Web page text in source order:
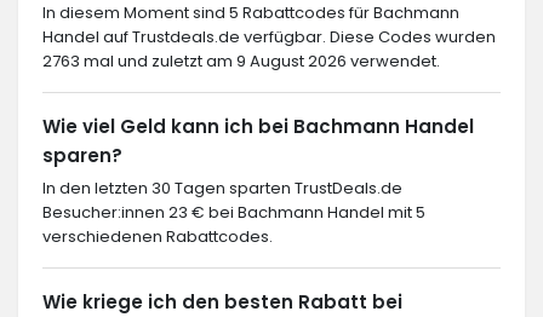
In diesem Moment sind 5 Rabattcodes für Bachmann
Handel auf Trustdeals.de verfügbar. Diese Codes wurden
2763 mal und zuletzt am 9 August 2026 verwendet.
Wie viel Geld kann ich bei Bachmann Handel
sparen?
In den letzten 30 Tagen sparten TrustDeals.de
Besucher:innen 23 € bei Bachmann Handel mit 5
verschiedenen Rabattcodes.
Wie kriege ich den besten Rabatt bei